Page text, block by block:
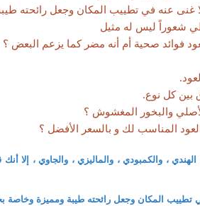
غنى عنه في تطييب المكان وجعل رائحته
شعوراً ليس له مثيل
فوائد صحية أم أنه مضر كما يزعم البعض
بين كل نوع.
والبخور المغشوش ؟
المناسب لك و بالسعر الأفضل ؟
، والكمبودي ، والماليزي ، والجاوي ، إلا
المكان وجعل رائحته طيبة ومميزة وخاصة